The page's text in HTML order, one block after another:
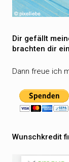
Dir gefällt
brachten dir
Dann freue ich
Wunschkredit